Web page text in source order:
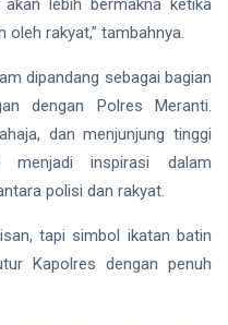
lebih bermakna ketika
rakyat,” tambahnya.
dipandang sebagai bagian
dengan Polres Meranti.
dan menjunjung tinggi
inspirasi dalam
polisi dan rakyat.
tapi simbol ikatan batin
Kapolres dengan penuh